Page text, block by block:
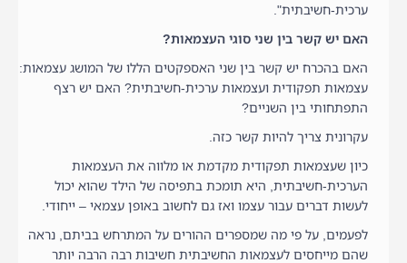
ערכית-חשיבתית".
האם יש קשר בין שני סוגי העצמאות?
האם בהכרח יש קשר בין שני האספקטים הללו של המושג עצמאות:
עצמאות תפקודית ועצמאות ערכית-חשיבתית? האם יש רצף
התפתחותי בין השניים?
עקרונית צריך להיות קשר כזה.
כיון שעצמאות תפקודית מקדמת או מלווה את העצמאות
הערכית-חשיבתית, היא תומכת בתפיסה של הילד שהוא יכול
לעשות דברים עבור עצמו ואז גם לחשוב באופן עצמאי – ייחודי.
לפעמים, על פי מה שמספרים ההורים על המתרחש בביתם, נראה
שהם מייחסים לעצמאות החשיבתית חשיבות רבה הרבה יותר